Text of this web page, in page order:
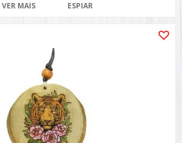
VER MAIS ESPIAR